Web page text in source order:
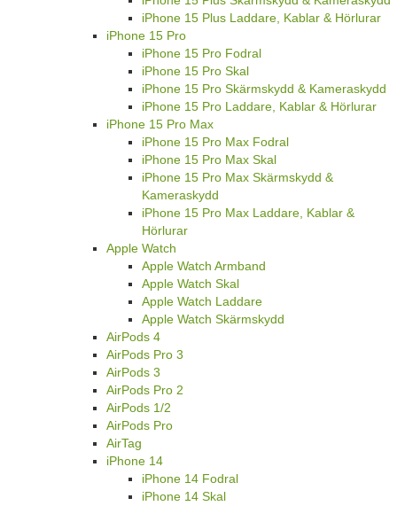
iPhone 15 Plus Laddare, Kablar & Hörlurar
iPhone 15 Pro
iPhone 15 Pro Fodral
iPhone 15 Pro Skal
iPhone 15 Pro Skärmskydd & Kameraskydd
iPhone 15 Pro Laddare, Kablar & Hörlurar
iPhone 15 Pro Max
iPhone 15 Pro Max Fodral
iPhone 15 Pro Max Skal
iPhone 15 Pro Max Skärmskydd &
Kameraskydd
iPhone 15 Pro Max Laddare, Kablar &
Hörlurar
Apple Watch
Apple Watch Armband
Apple Watch Skal
Apple Watch Laddare
Apple Watch Skärmskydd
AirPods 4
AirPods Pro 3
AirPods 3
AirPods Pro 2
AirPods 1/2
AirPods Pro
AirTag
iPhone 14
iPhone 14 Fodral
iPhone 14 Skal